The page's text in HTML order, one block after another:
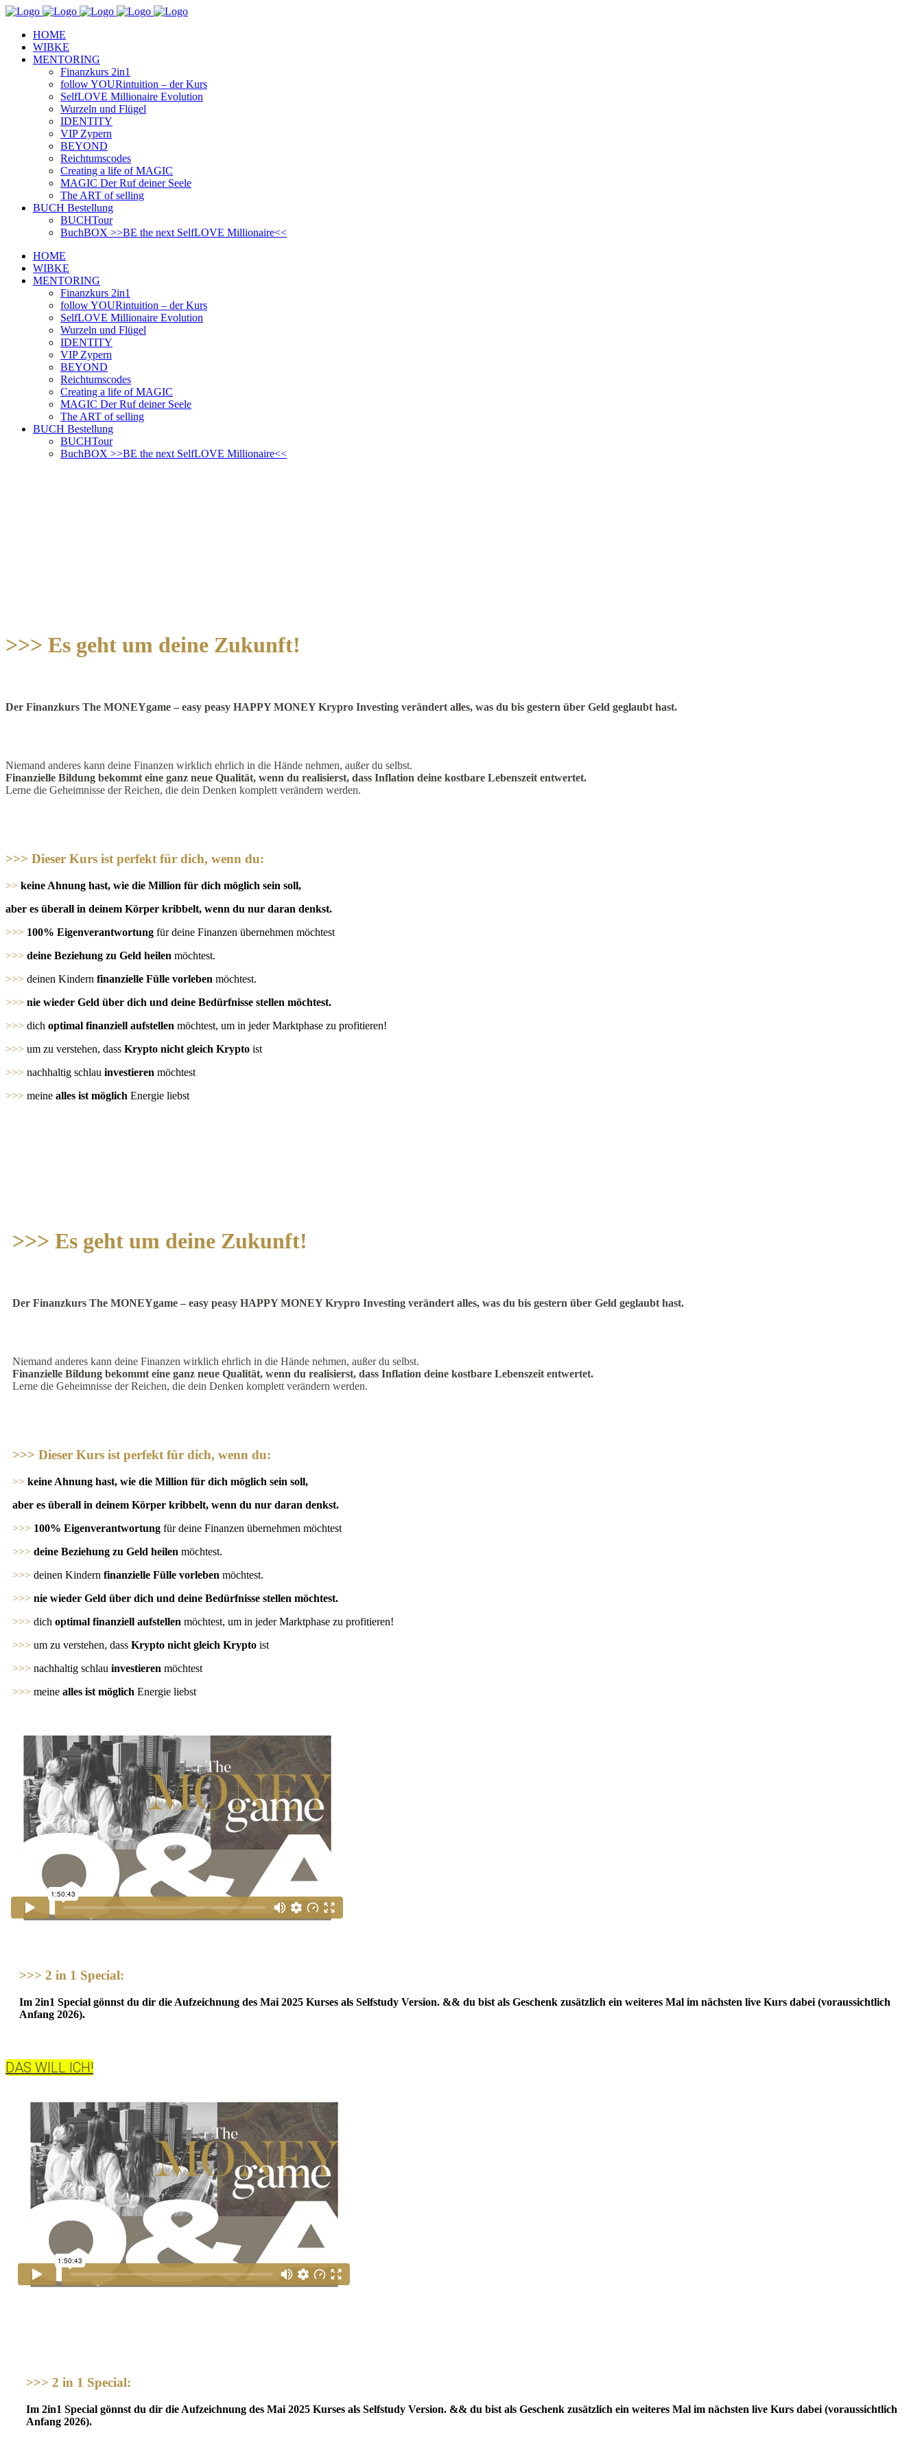
HOME
WIBKE
MENTORING
Finanzkurs 2in1
follow YOURintuition – der Kurs
SelfLOVE Millionaire Evolution
Wurzeln und Flügel
IDENTITY
VIP Zypern
BEYOND
Reichtumscodes
Creating a life of MAGIC
MAGIC Der Ruf deiner Seele
The ART of selling
BUCH Bestellung
BUCHTour
BuchBOX >>BE the next SelfLOVE Millionaire<<
HOME
WIBKE
MENTORING
Finanzkurs 2in1
follow YOURintuition – der Kurs
SelfLOVE Millionaire Evolution
Wurzeln und Flügel
IDENTITY
VIP Zypern
BEYOND
Reichtumscodes
Creating a life of MAGIC
MAGIC Der Ruf deiner Seele
The ART of selling
BUCH Bestellung
BUCHTour
BuchBOX >>BE the next SelfLOVE Millionaire<<
>>> Es geht um deine Zukunft!
Der Finanzkurs The MONEYgame – easy peasy HAPPY MONEY Krypro Investing verändert alles, was du bis gestern über Geld geglaubt hast.
Niemand anderes kann deine Finanzen wirklich ehrlich in die Hände nehmen, außer du selbst.
Finanzielle Bildung bekommt eine ganz neue Qualität, wenn du realisierst, dass Inflation deine kostbare Lebenszeit entwertet.
Lerne die Geheimnisse der Reichen, die dein Denken komplett verändern werden.
>>> Dieser Kurs ist perfekt für dich, wenn du:
>> keine Ahnung hast, wie die Million für dich möglich sein soll,
aber es überall in deinem Körper kribbelt, wenn du nur daran denkst.
>>> 100% Eigenverantwortung für deine Finanzen übernehmen möchtest
>>> deine Beziehung zu Geld heilen möchtest.
>>> deinen Kindern finanzielle Fülle vorleben möchtest.
>>> nie wieder Geld über dich und deine Bedürfnisse stellen möchtest.
>>> dich optimal finanziell aufstellen möchtest, um in jeder Marktphase zu profitieren!
>>> um zu verstehen, dass Krypto nicht gleich Krypto ist
>>> nachhaltig schlau investieren möchtest
>>> meine alles ist möglich Energie liebst
>>> Es geht um deine Zukunft!
Der Finanzkurs The MONEYgame – easy peasy HAPPY MONEY Krypro Investing verändert alles, was du bis gestern über Geld geglaubt hast.
Niemand anderes kann deine Finanzen wirklich ehrlich in die Hände nehmen, außer du selbst.
Finanzielle Bildung bekommt eine ganz neue Qualität, wenn du realisierst, dass Inflation deine kostbare Lebenszeit entwertet.
Lerne die Geheimnisse der Reichen, die dein Denken komplett verändern werden.
>>> Dieser Kurs ist perfekt für dich, wenn du:
>> keine Ahnung hast, wie die Million für dich möglich sein soll,
aber es überall in deinem Körper kribbelt, wenn du nur daran denkst.
>>> 100% Eigenverantwortung für deine Finanzen übernehmen möchtest
>>> deine Beziehung zu Geld heilen möchtest.
>>> deinen Kindern finanzielle Fülle vorleben möchtest.
>>> nie wieder Geld über dich und deine Bedürfnisse stellen möchtest.
>>> dich optimal finanziell aufstellen möchtest, um in jeder Marktphase zu profitieren!
>>> um zu verstehen, dass Krypto nicht gleich Krypto ist
>>> nachhaltig schlau investieren möchtest
>>> meine alles ist möglich Energie liebst
>>> 2 in 1 Special:
Im 2in1 Special gönnst du dir die Aufzeichnung des Mai 2025 Kurses als Selfstudy Version. && du bist als Geschenk zusätzlich ein weiteres Mal im nächsten live Kurs dabei (voraussichtlich
Anfang 2026).
DAS WILL ICH!
>>> 2 in 1 Special:
Im 2in1 Special gönnst du dir die Aufzeichnung des Mai 2025 Kurses als Selfstudy Version. && du bist als Geschenk zusätzlich ein weiteres Mal im nächsten live Kurs dabei (voraussichtlich
Anfang 2026).